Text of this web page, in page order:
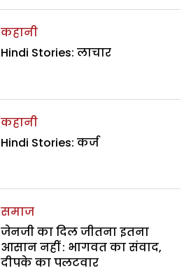
कहानी
Hindi Stories: लाचार
कहानी
Hindi Stories: कर्ज
समाज
जेनजी का दिल जीतना इतना
आसान नहीं : भागवत का संवाद,
दीपके का पलटवार